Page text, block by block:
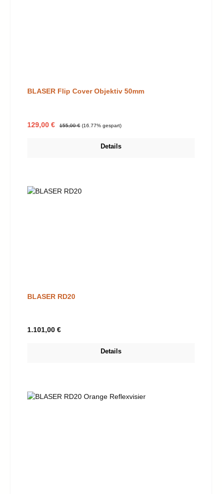
BLASER Flip Cover Objektiv 50mm
Verkaufspreis:
129,00 € Regulärer Preis:
155,00 € (16.77% gespart)
Details
BLASER RD20
Regulärer Preis:
1.101,00 €
Details